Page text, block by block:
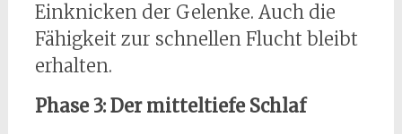
Einknicken der Gelenke. Auch die
Fähigkeit zur schnellen Flucht bleibt
erhalten.
Phase 3: Der mitteltiefe Schlaf